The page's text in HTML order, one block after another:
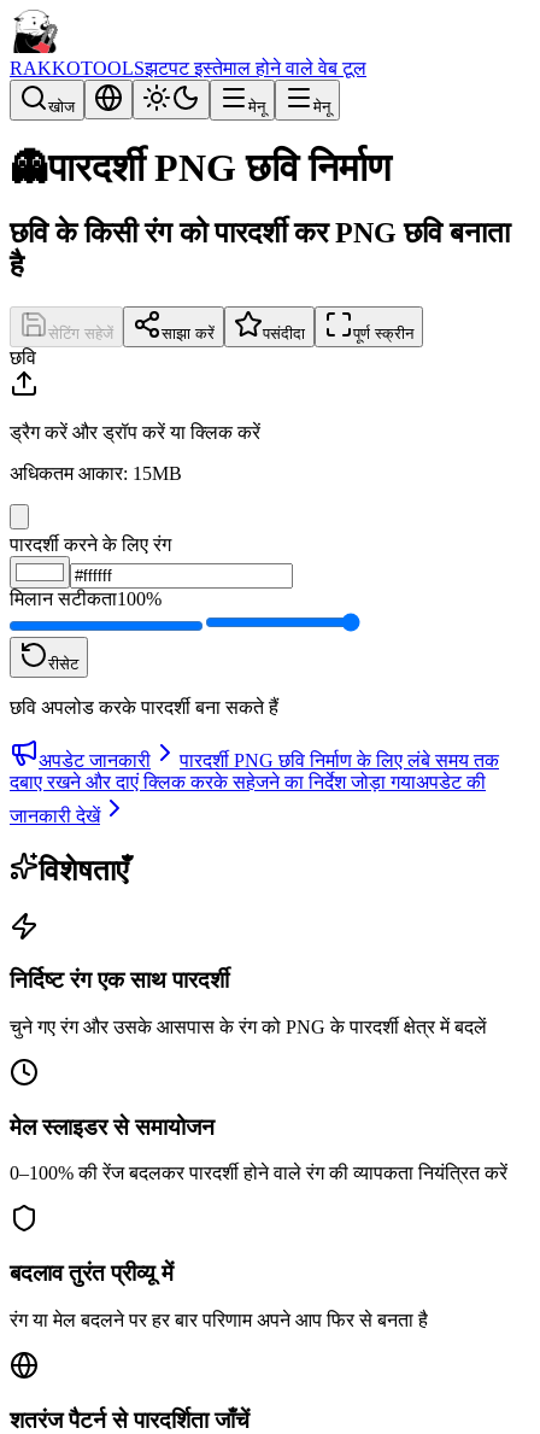
RAKKOTOOLSझटपट इस्तेमाल होने वाले वेब टूल
खोज मेनू मेनू
👻पारदर्शी PNG छवि निर्माण
छवि के किसी रंग को पारदर्शी कर PNG छवि बनाता
है
सेटिंग सहेजें साझा करें पसंदीदा पूर्ण स्क्रीन
छवि
ड्रैग करें और ड्रॉप करें या क्लिक करें
अधिकतम आकार: 15MB
पारदर्शी करने के लिए रंग
मिलान सटीकता100%
रीसेट
छवि अपलोड करके पारदर्शी बना सकते हैं
अपडेट जानकारी
पारदर्शी PNG छवि निर्माण के लिए लंबे समय तक
दबाए रखने और दाएं क्लिक करके सहेजने का निर्देश जोड़ा गयाअपडेट की
जानकारी देखें
विशेषताएँ
निर्दिष्ट रंग एक साथ पारदर्शी
चुने गए रंग और उसके आसपास के रंग को PNG के पारदर्शी क्षेत्र में बदलें
मेल स्लाइडर से समायोजन
0–100% की रेंज बदलकर पारदर्शी होने वाले रंग की व्यापकता नियंत्रित करें
बदलाव तुरंत प्रीव्यू में
रंग या मेल बदलने पर हर बार परिणाम अपने आप फिर से बनता है
शतरंज पैटर्न से पारदर्शिता जाँचें